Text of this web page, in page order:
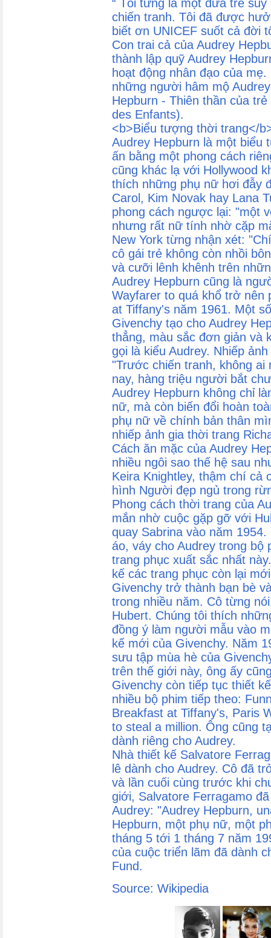
“ Tôi từng là một đứa trẻ
chiến tranh. Tôi đã được
biết ơn UNICEF suốt cả đời
Con trai cả của Audrey
thành lập quỹ Audrey
hoạt động nhân đạo của
những người hâm mộ
Hepburn - Thiên thần của
des Enfants).
<b>Biểu tượng thời trang</
Audrey Hepburn là một
ấn bằng một phong cách
cũng khác lạ với Hollywood
thích những phụ nữ hơi đẫy
Carol, Kim Novak hay Lana
phong cách ngược lại: "một
nhưng rất nữ tính nhờ cặp
New York từng nhận xét:
cô gái trẻ không còn nhồi
và cưỡi lênh khênh trên
Audrey Hepburn cũng là
Wayfarer to quá khổ trở nên
at Tiffany's năm 1961. Một
Givenchy tạo cho Audrey
thẳng, màu sắc đơn giản và
gọi là kiểu Audrey. Nhiếp
"Trước chiến tranh, không ai
nay, hàng triệu người bắt
Audrey Hepburn không chỉ
nữ, mà còn biến đổi hoàn
phụ nữ về chính bản thân
nhiếp ảnh gia thời trang
Cách ăn mặc của Audrey
nhiều ngôi sao thế hệ sau
Keira Knightley, thậm chí cả
hình Người đẹp ngủ trong
Phong cách thời trang của
mắn nhờ cuộc gặp gỡ với
quay Sabrina vào năm
áo, váy cho Audrey trong bộ
trang phục xuất sắc nhất
kế các trang phục còn lại
Givenchy trở thành bạn bè
trong nhiều năm. Cô từng
Hubert. Chúng tôi thích
đồng ý làm người mẫu vào
kế mới của Givenchy. Năm
sưu tập mùa hè của
trên thế giới này, ông ấy
Givenchy còn tiếp tục thiết
nhiều bộ phim tiếp theo:
Breakfast at Tiffany's, Paris
to steal a million. Ông cũng
dành riêng cho Audrey.
Nhà thiết kế Salvatore
lê dành cho Audrey. Cô đã
và lần cuối cùng trước khi
giới, Salvatore Ferragamo
Audrey: "Audrey Hepburn,
Hepburn, một phụ nữ, một
tháng 5 tới 1 tháng 7 năm
của cuộc triển lãm đã dành
Fund.
Source: Wikipedia